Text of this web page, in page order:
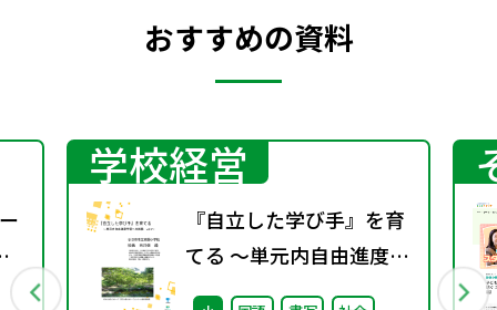
おすすめの資料
学校経営
『自立した学び手』を育
てる ～単元内自由進度学
習への挑戦 vol.1～